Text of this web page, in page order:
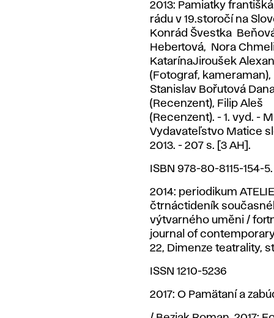
2013: Pamiatky
rádu v 19.storočí na
Konrád Švestka
Hebertová, Nora
KatarínaJiroušek
(Fotograf, kameraman),
Stanislav Bořutová
(Recenzent), Filip Aleš
(Recenzent). - 1. vyd. -
Vydavateľstvo Matice
2013. - 207 s. [3 AH].
ISBN 978-80-8115-154-5.
2014: periodikum
čtrnáctideník
výtvarného uměni /
journal of contemporary
22, Dimenze teatrality,
ISSN 1210-5236
2017: O Pamätaní a